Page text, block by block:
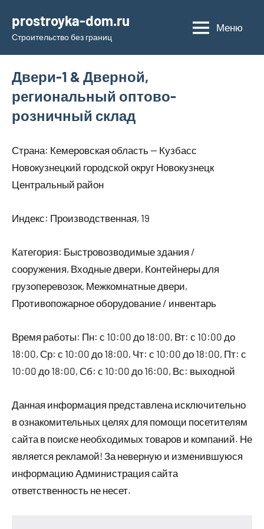
содержимому
prostroyka-dom.ru
Строительство без границ
Меню
Двери-1 & Дверной,
региональный оптово-
розничный склад
Страна: Кемеровская область — Кузбасс
Новокузнецкий городской округ Новокузнецк
Центральный район
Индекс: Производственная, 19
Категория: Быстровозводимые здания /
сооружения, Входные двери, Контейнеры для
грузоперевозок, Межкомнатные двери,
Противопожарное оборудование / инвентарь
Время работы: Пн: с 10:00 до 18:00, Вт: с 10:00 до
18:00, Ср: с 10:00 до 18:00, Чт: с 10:00 до 18:00, Пт: с
10:00 до 18:00, Сб: с 10:00 до 16:00, Вс: выходной
Данная информация представлена исключительно
в ознакомительных целях для помощи посетителям
сайта в поиске необходимых товаров и компаний. Не
является рекламой! За неверную и изменившуюся
информацию Администрация сайта
ответственность не несет.